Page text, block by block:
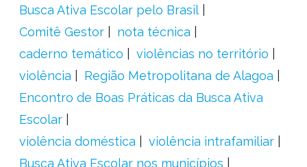
Busca Ativa Escolar pelo Brasil
Comitê Gestor
nota técnica
caderno temático
violências no território
violência
Região Metropolitana de Alagoa
Encontro de Boas Práticas da Busca Ativa
Escolar
violência doméstica
violência intrafamiliar
Busca Ativa Escolar nos municípios